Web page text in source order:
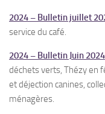
2024 – Bulletin juillet
service du café.
2024 – Bulletin Juin 2024
déchets verts, Thézy en
et déjection canines,
ménagères.